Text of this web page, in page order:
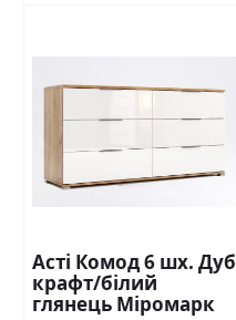
Асті Комод 6 шх. Дуб
крафт/білий
глянець Міромарк